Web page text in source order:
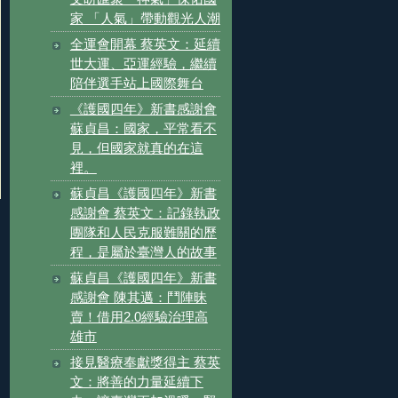
家 「人氣」帶動觀光人潮
全運會開幕 蔡英文：延續
世大運、亞運經驗，繼續
陪伴選手站上國際舞台
《護國四年》新書感謝會
蘇貞昌：國家，平常看不
見，但國家就真的在這
裡。
蘇貞昌《護國四年》新書
感謝會 蔡英文：記錄執政
團隊和人民克服難關的歷
程，是屬於臺灣人的故事
蘇貞昌《護國四年》新書
感謝會 陳其邁：鬥陣昧
賣！借用2.0經驗治理高
雄市
接見醫療奉獻獎得主 蔡英
文：將善的力量延續下